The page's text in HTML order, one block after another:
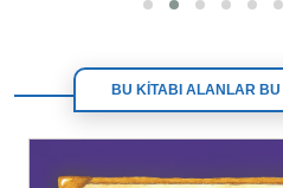
BU KİTABI ALANLAR